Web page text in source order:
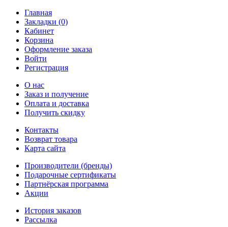
Главная
Закладки (0)
Кабинет
Корзина
Оформление заказа
Войти
Регистрация
О нас
Заказ и получение
Оплата и доставка
Получить скидку
Контакты
Возврат товара
Карта сайта
Производители (бренды)
Подарочные сертификаты
Партнёрская программа
Акции
История заказов
Рассылка